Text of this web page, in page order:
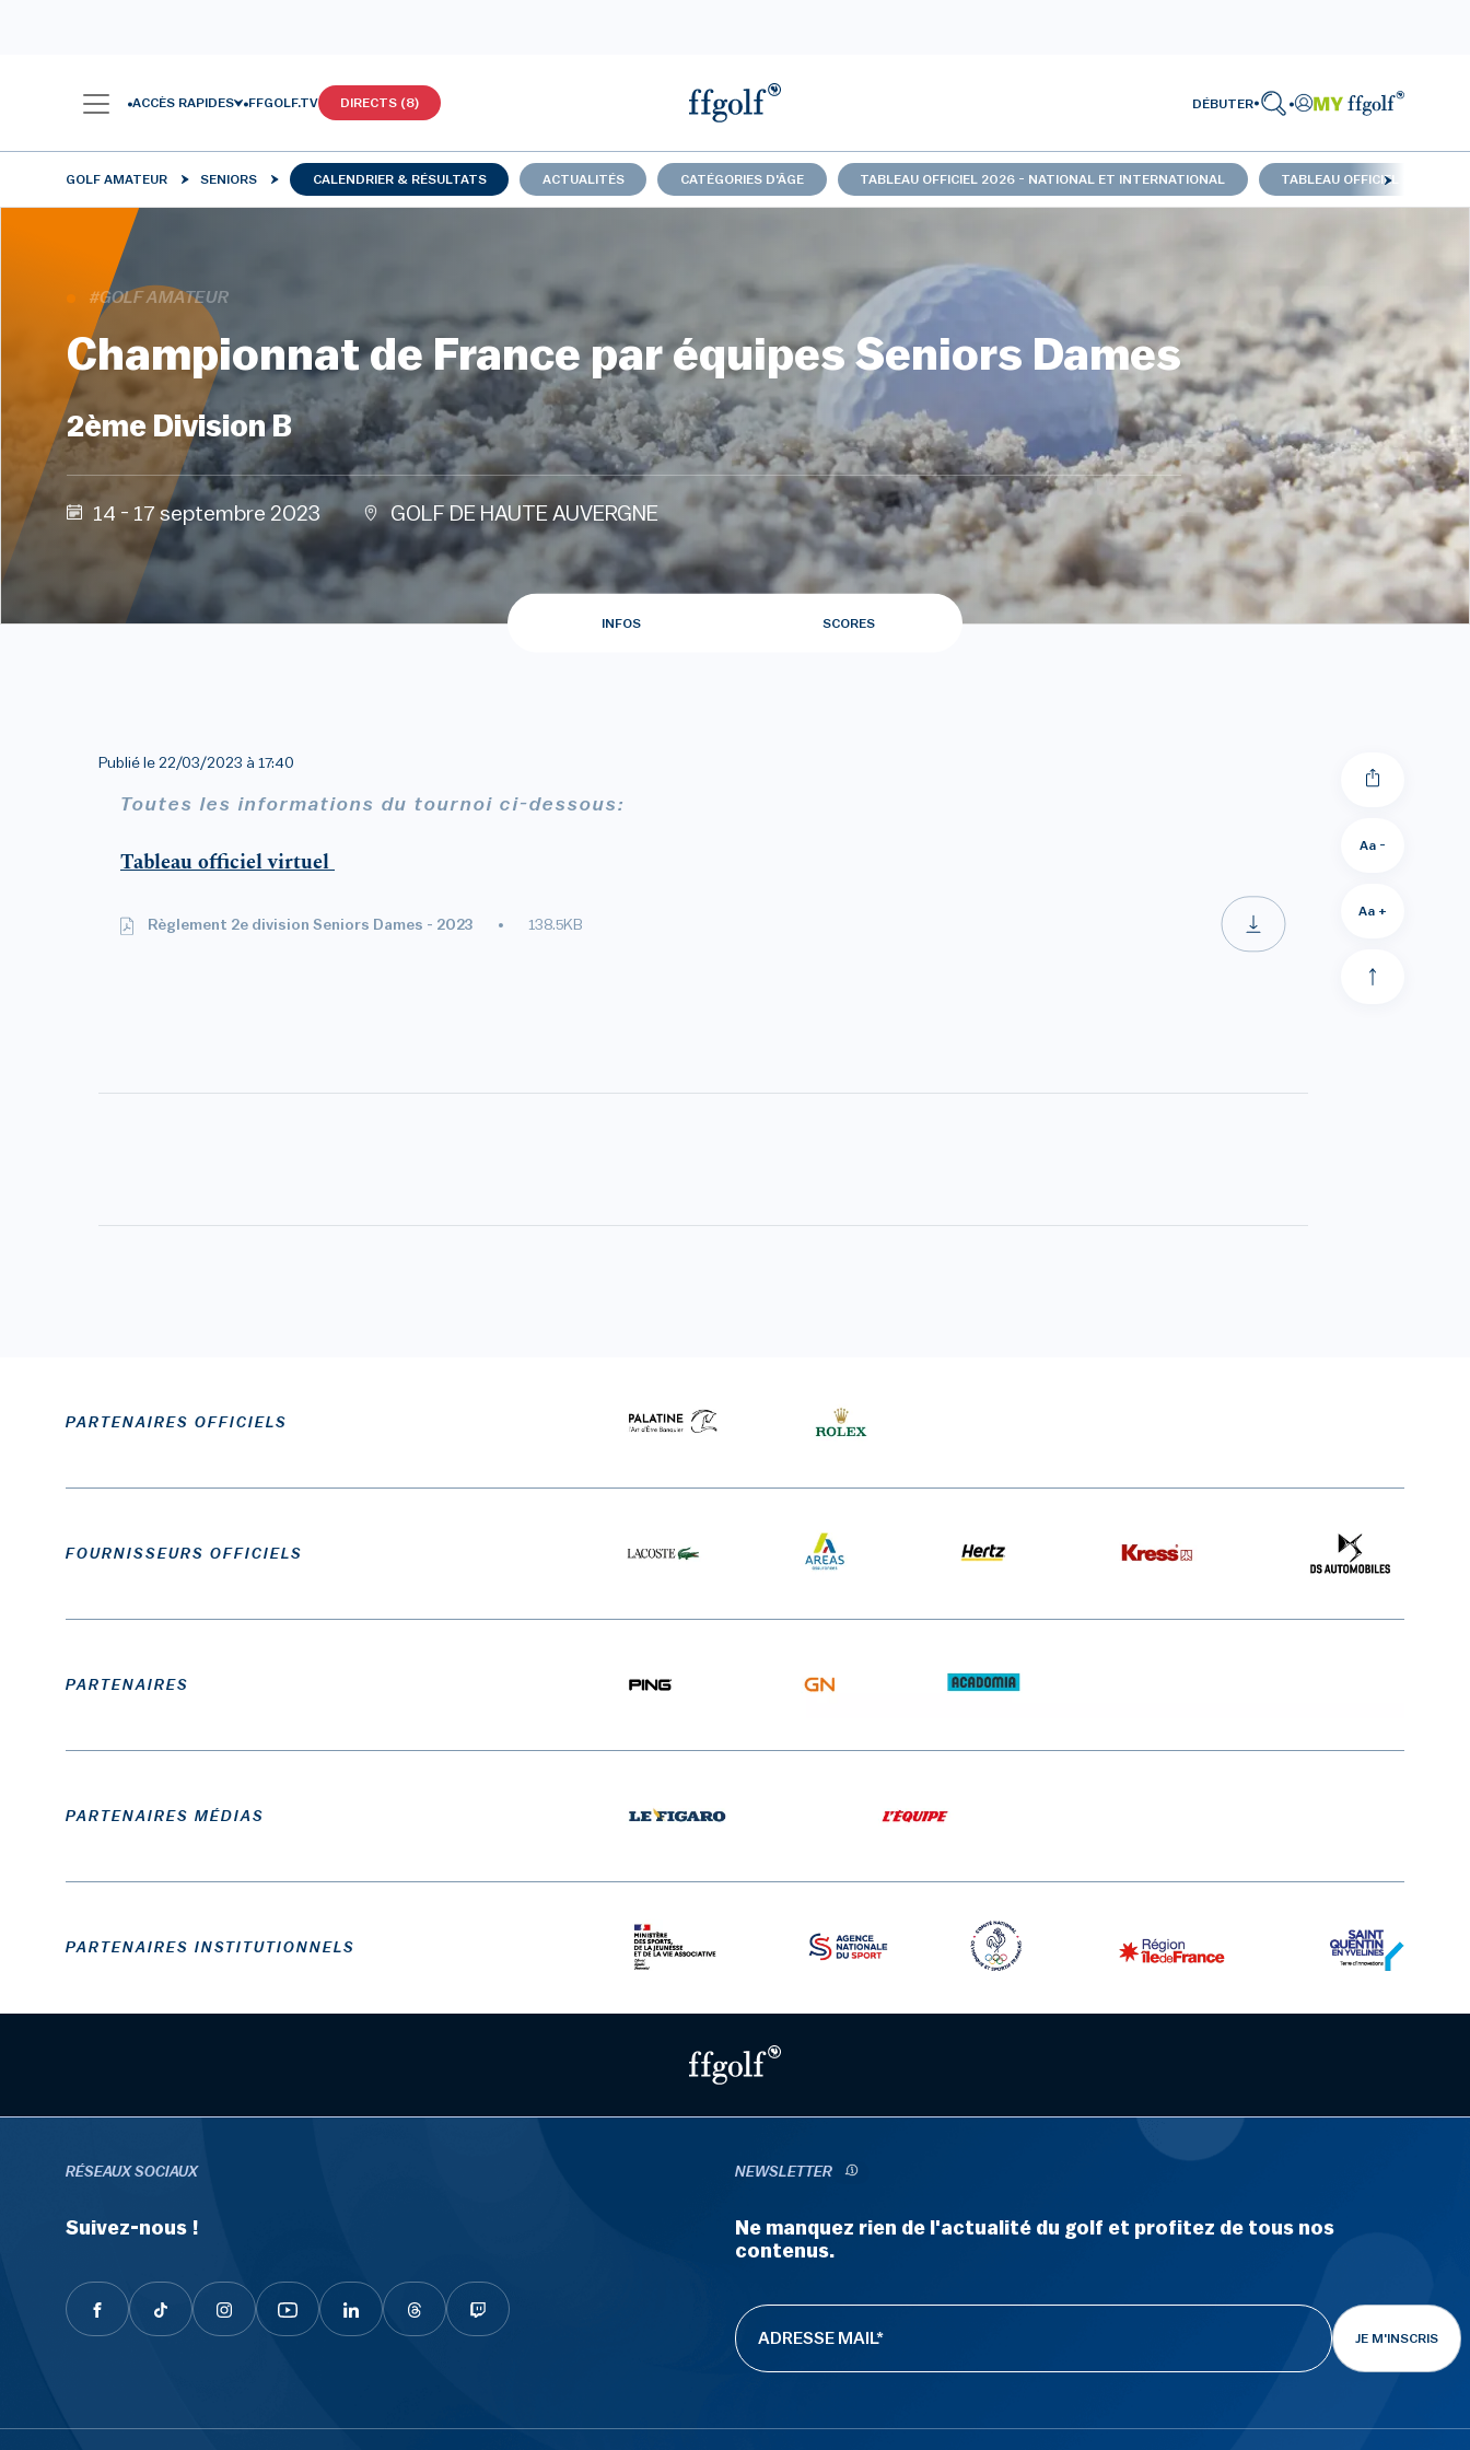
ACCÈS RAPIDES FFGOLF.TV DIRECTS (8) DÉBUTER
GOLF AMATEUR SENIORS CALENDRIER & RÉSULTATS ACTUALITÉS CATÉGORIES D'ÂGE TABLEAU OFFICIEL 2026 - NATIONAL ET INTERNATIONAL TABLEAU OFFICIEL 2026 -
#GOLF AMATEUR
Championnat de France par équipes Seniors Dames
2ème Division B
14 - 17 septembre 2023 GOLF DE HAUTE AUVERGNE
INFOS SCORES
Publié le 22/03/2023 à 17:40
Toutes les informations du tournoi ci-dessous:
Tableau officiel virtuel
Règlement 2e division Seniors Dames - 2023 138.5KB
Aa -
Aa +
PARTENAIRES OFFICIELS
FOURNISSEURS OFFICIELS
PARTENAIRES
PARTENAIRES MÉDIAS
PARTENAIRES INSTITUTIONNELS
RÉSEAUX SOCIAUX
Suivez-nous !
NEWSLETTER
Ne manquez rien de l'actualité du golf et profitez de tous nos
contenus.
JE M'INSCRIS